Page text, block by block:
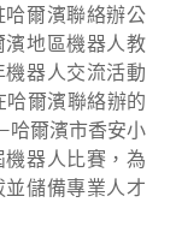
爾濱聯絡辦公
地區機器人教
器人交流活動
爾濱聯絡辦的
哈爾濱市香安小
器人比賽，為
儲備專業人才